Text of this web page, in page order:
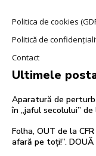
Politica de cookies
Politică de
Contact
Ultimele
Aparatură de
în „jaful secolului”
Folha, OUT de la
afară pe toți!”.